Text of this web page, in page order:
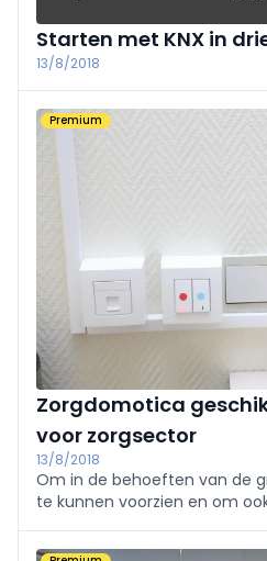
Starten met KNX in
13/8/2018
Premium
Zorgdomotica
voor zorgsector
13/8/2018
Om in de behoeften van de
te kunnen voorzien en om
chronische aandoeningen te